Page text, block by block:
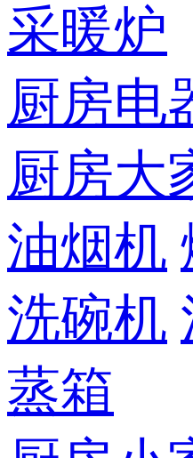
采暖炉
厨房电
厨房大
油烟机
洗碗机
蒸箱